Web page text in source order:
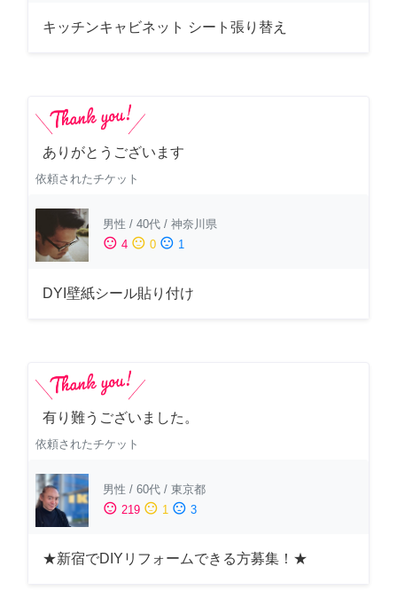
キッチンキャビネット シート張り替え
ありがとうございます
依頼されたチケット
男性 / 40代 / 神奈川県
sentiment_satisfied 4 sentiment_neutral 0 sentiment_dissatisfied 1
DYI壁紙シール貼り付け
有り難うございました。
依頼されたチケット
男性 / 60代 / 東京都
sentiment_satisfied 219 sentiment_neutral 1 sentiment_dissatisfied 3
★新宿でDIYリフォームできる方募集！★